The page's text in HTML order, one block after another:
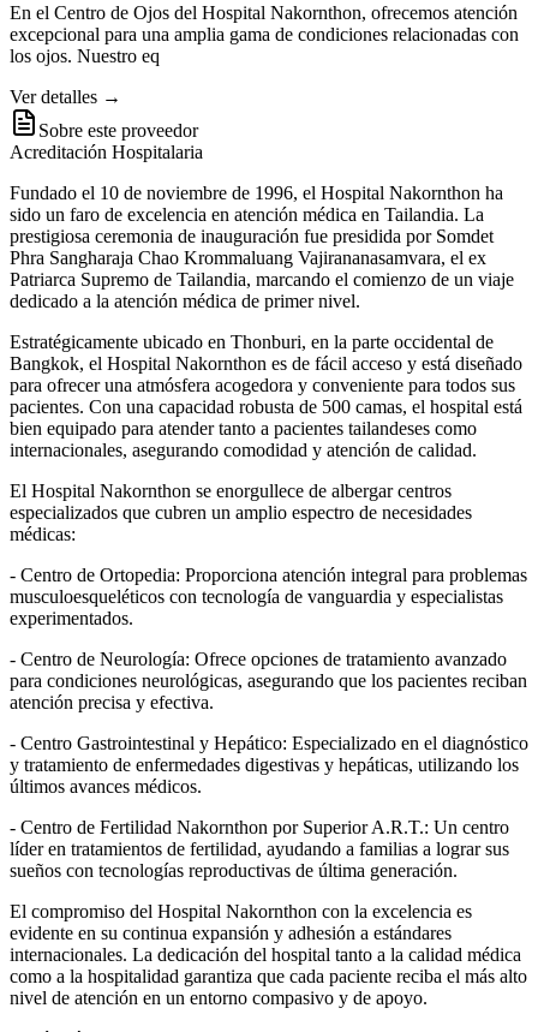
En el Centro de Ojos del Hospital Nakornthon, ofrecemos atención
excepcional para una amplia gama de condiciones relacionadas con
los ojos. Nuestro eq
Ver detalles →
Sobre este proveedor
Acreditación Hospitalaria
Fundado el 10 de noviembre de 1996, el Hospital Nakornthon ha
sido un faro de excelencia en atención médica en Tailandia. La
prestigiosa ceremonia de inauguración fue presidida por Somdet
Phra Sangharaja Chao Krommaluang Vajirananasamvara, el ex
Patriarca Supremo de Tailandia, marcando el comienzo de un viaje
dedicado a la atención médica de primer nivel.
Estratégicamente ubicado en Thonburi, en la parte occidental de
Bangkok, el Hospital Nakornthon es de fácil acceso y está diseñado
para ofrecer una atmósfera acogedora y conveniente para todos sus
pacientes. Con una capacidad robusta de 500 camas, el hospital está
bien equipado para atender tanto a pacientes tailandeses como
internacionales, asegurando comodidad y atención de calidad.
El Hospital Nakornthon se enorgullece de albergar centros
especializados que cubren un amplio espectro de necesidades
médicas:
- Centro de Ortopedia: Proporciona atención integral para problemas
musculoesqueléticos con tecnología de vanguardia y especialistas
experimentados.
- Centro de Neurología: Ofrece opciones de tratamiento avanzado
para condiciones neurológicas, asegurando que los pacientes reciban
atención precisa y efectiva.
- Centro Gastrointestinal y Hepático: Especializado en el diagnóstico
y tratamiento de enfermedades digestivas y hepáticas, utilizando los
últimos avances médicos.
- Centro de Fertilidad Nakornthon por Superior A.R.T.: Un centro
líder en tratamientos de fertilidad, ayudando a familias a lograr sus
sueños con tecnologías reproductivas de última generación.
El compromiso del Hospital Nakornthon con la excelencia es
evidente en su continua expansión y adhesión a estándares
internacionales. La dedicación del hospital tanto a la calidad médica
como a la hospitalidad garantiza que cada paciente reciba el más alto
nivel de atención en un entorno compasivo y de apoyo.